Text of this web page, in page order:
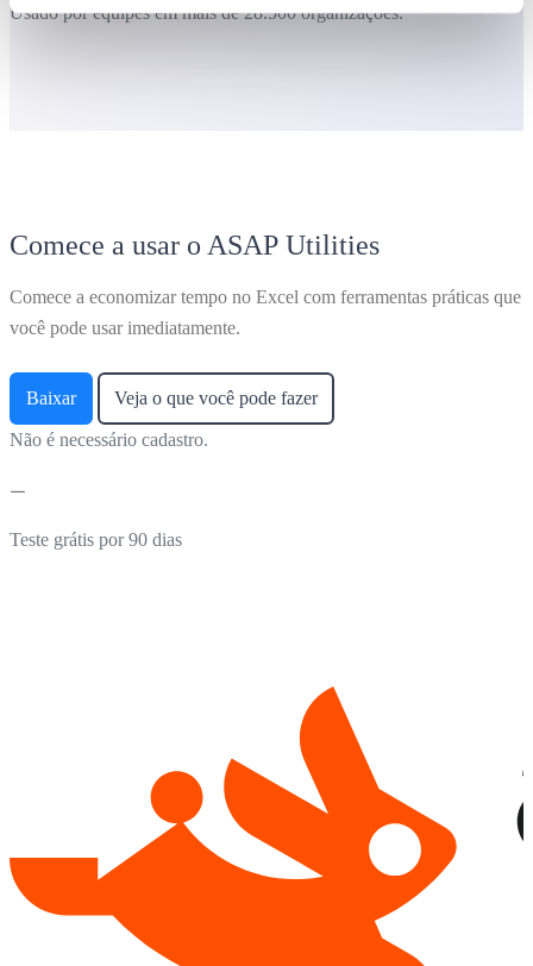
Usado por equipes em mais de 28.500 organizações.
Comece a usar o ASAP Utilities
Comece a economizar tempo no Excel com ferramentas práticas que
você pode usar imediatamente.
Baixar Veja o que você pode fazer
Não é necessário cadastro.
Teste grátis por 90 dias